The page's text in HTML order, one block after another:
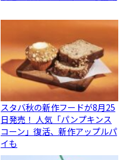
スタバ秋の新作フードが8月25
日発売！ 人気「パンプキンス
コーン」復活、新作アップルパ
イも